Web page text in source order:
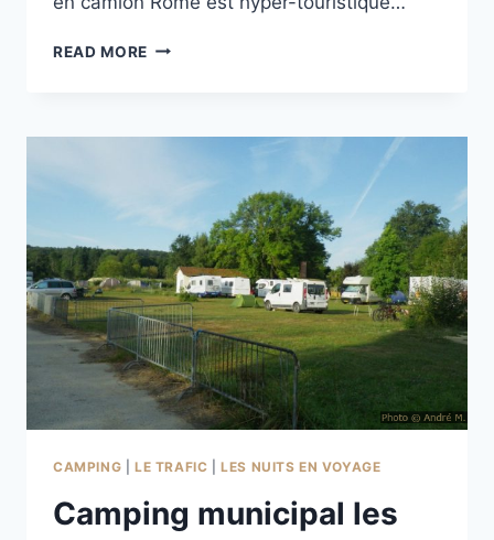
READ MORE CAMPING
ROME
CAMPING LE TRAFIC |LES NUITS EN VOYAGE
Camping municipal les